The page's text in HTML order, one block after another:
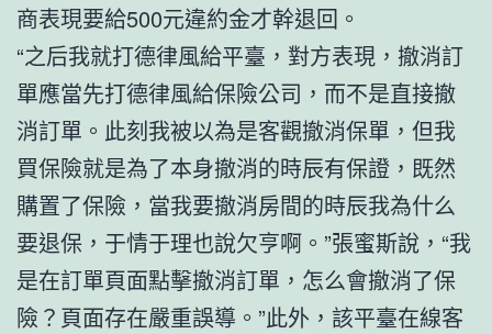
商表現要給500元違約金才幹退回。
“之后我就打德律風給平臺，對方表現，撤消訂
單應當先打德律風給保險公司，而不是直接撤
消訂單。此刻我被以為是客觀撤消保單，但我
買保險就是為了本身撤消的時辰有保證，既然
購置了保險，當我要撤消房間的時辰我為什么
要退保，于情于理也說欠亨啊。”張蜜斯說，“我
是在訂單頁面點擊撤消訂單，怎么會撤消了保
險？頁面存在嚴重誤導。”此外，該平臺在線客